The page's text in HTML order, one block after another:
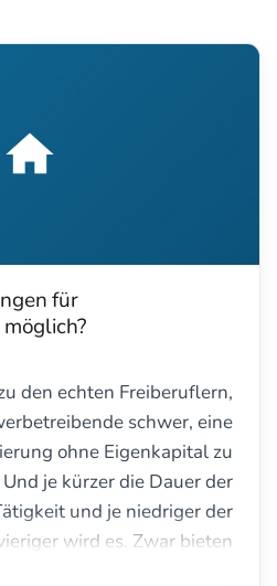
für
den echten Freiberuflern,
schwer, eine
ohne Eigenkapital zu
je kürzer die Dauer der
und je niedriger der
wird es. Zwar bieten